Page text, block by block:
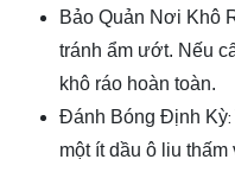
Bảo Quản Nơi Khô
tránh ẩm ướt. Nếu
khô ráo hoàn toàn.
Đánh Bóng Định Kỳ:
một ít dầu ô liu